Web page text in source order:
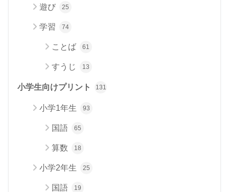
遊び 25
学習 74
ことば 61
すうじ 13
小学生向けプリント 131
小学1年生 93
国語 65
算数 18
小学2年生 25
国語 19